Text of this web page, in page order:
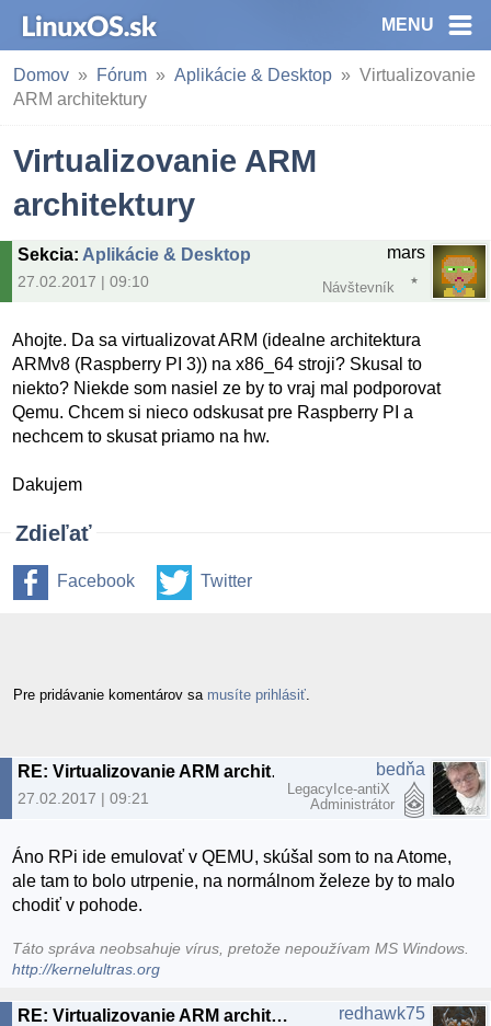
MENU
Domov Fórum Aplikácie & Desktop
Virtualizovanie
ARM architektury
Virtualizovanie ARM
architektury
Sekcia: Aplikácie & Desktop
27.02.2017 | 09:10
mars
Návštevník
Ahojte. Da sa virtualizovat ARM (idealne architektura
ARMv8 (Raspberry PI 3)) na x86_64 stroji? Skusal to
niekto? Niekde som nasiel ze by to vraj mal podporovat
Qemu. Chcem si nieco odskusat pre Raspberry PI a
nechcem to skusat priamo na hw.
Dakujem
Zdieľať
Facebook Twitter
Pre pridávanie komentárov sa musíte prihlásiť
RE: Virtualizovanie ARM architektury
27.02.2017 | 09:21
bedňa
LegacyIce-antiX
Administrátor
Áno RPi ide emulovať v QEMU, skúšal som to na Atome,
ale tam to bolo utrpenie, na normálnom železe by to malo
chodiť v pohode.
Táto správa neobsahuje vírus, pretože nepoužívam MS Windows.
http://kernelultras.org
RE: Virtualizovanie ARM architektury redhawk75